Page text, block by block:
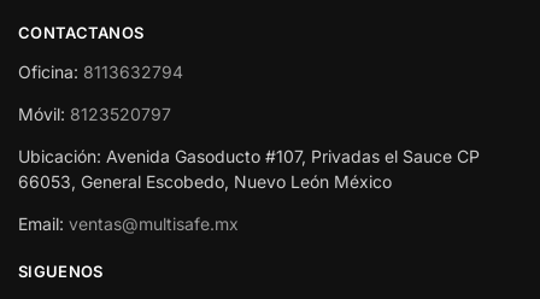
CONTACTANOS
Oficina: 8113632794
Móvil: 8123520797
Ubicación: Avenida Gasoducto #107, Privadas el Sauce CP
66053, General Escobedo, Nuevo León México
Email: ventas@multisafe.mx
SIGUENOS